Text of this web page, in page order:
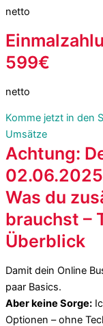
netto
599€
netto
Komme jetzt in den
Umsätze
Achtung:
Was du
brauchst –
Überblick
Damit dein Online
paar Basics.
Aber keine Sorge:
Optionen – ohne